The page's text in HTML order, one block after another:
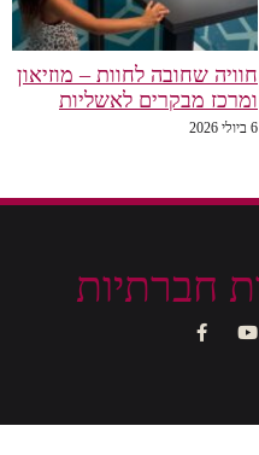
חוויה שחובה לחוות – מוזיאון
ומרכז מבקרים לאשליות
6 ביולי 2026